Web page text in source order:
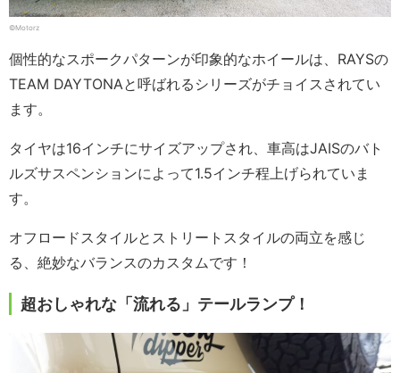
©Motorz
個性的なスポークパターンが印象的なホイールは、RAYSの
TEAM DAYTONAと呼ばれるシリーズがチョイスされてい
ます。
タイヤは16インチにサイズアップされ、車高はJAISのバト
ルズサスペンションによって1.5インチ程上げられていま
す。
オフロードスタイルとストリートスタイルの両立を感じ
る、絶妙なバランスのカスタムです！
超おしゃれな「流れる」テールランプ！